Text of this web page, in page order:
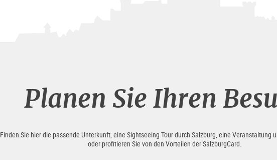
Planen Sie Ihren
Finden Sie hier die passende Unterkunft, eine Sightseeing Tour durch Salzburg, eine Veranstaltung
oder profitieren Sie von den Vorteilen der SalzburgCard.